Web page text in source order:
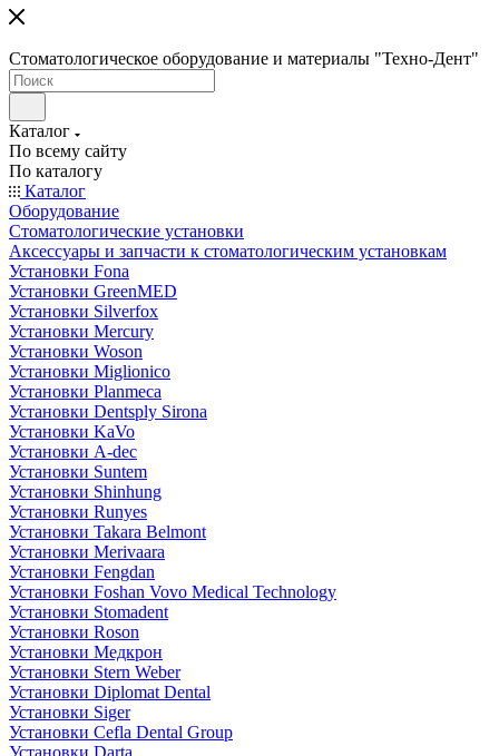
Стоматологическое оборудование и материалы "Техно-Дент"
Каталог
По всему сайту
По каталогу
Каталог
Оборудование
Стоматологические установки
Аксессуары и запчасти к стоматологическим установкам
Установки Fona
Установки GreenMED
Установки Silverfox
Установки Mercury
Установки Woson
Установки Miglionico
Установки Planmeca
Установки Dentsply Sirona
Установки KaVo
Установки A-dec
Установки Suntem
Установки Shinhung
Установки Runyes
Установки Takara Belmont
Установки Merivaara
Установки Fengdan
Установки Foshan Vovo Medical Technology
Установки Stomadent
Установки Roson
Установки Медкрон
Установки Stern Weber
Установки Diplomat Dental
Установки Siger
Установки Cefla Dental Group
Установки Darta